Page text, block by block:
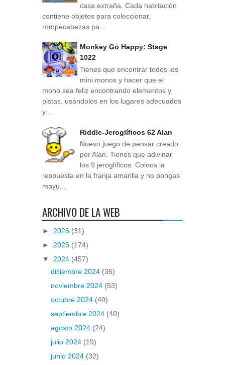
casa extraña. Cada habitación
contiene objetos para coleccionar,
rompecabezas pa...
Monkey Go Happy: Stage
1022
Tienes que encontrar todos los
mini monos y hacer que el
mono sea feliz encontrando elementos y
pistas, usándolos en los lugares adecuados
y...
Riddle-Jeroglíficos 62 Alan
Nuevo juego de pensar creado
por Alan. Tienes que adivinar
los 9 jeroglíficos. Coloca la
respuesta en la franja amarilla y no pongas
mayú...
ARCHIVO DE LA WEB
► 2026 (31)
► 2025 (174)
▼ 2024 (457)
diciembre 2024 (35)
noviembre 2024 (53)
octubre 2024 (40)
septiembre 2024 (40)
agosto 2024 (24)
julio 2024 (19)
junio 2024 (32)